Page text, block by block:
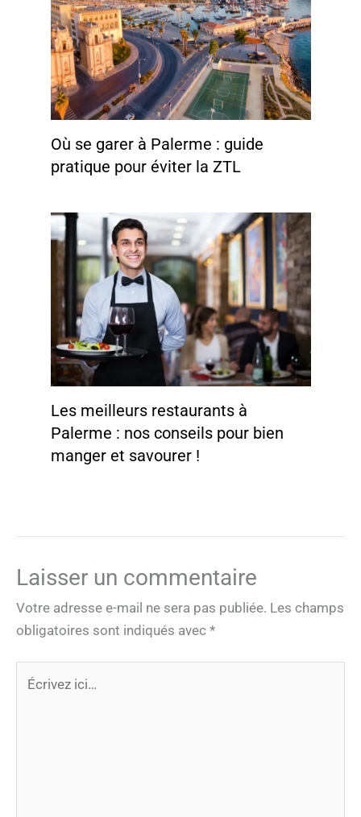
Où se garer à Palerme : guide
pratique pour éviter la ZTL
Les meilleurs restaurants à
Palerme : nos conseils pour bien
manger et savourer !
Laisser un commentaire
Votre adresse e-mail ne sera pas publiée. Les champs
obligatoires sont indiqués avec *